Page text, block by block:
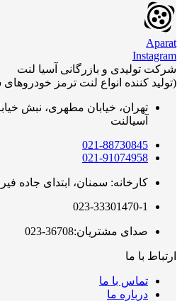
Aparat
Instagram
شرکت تولیدی و بازرگانی آسیا لنت
(تولید کننده انواع لنت ترمز
آسیالنت
021-88730845
021-91074958
کارخانه: سمنان، ابتدای جاده
023-33301470-1
صدای مشتریان:36708-023
ارتباط با ما
تماس با ما
درباره ما